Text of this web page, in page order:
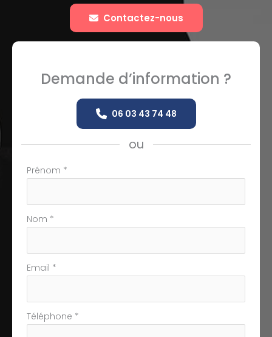
Contactez-nous
Demande d’information ?
06 03 43 74 48
ou
Formulaire
téléphone
Prénom *
Nom *
Email *
Téléphone *